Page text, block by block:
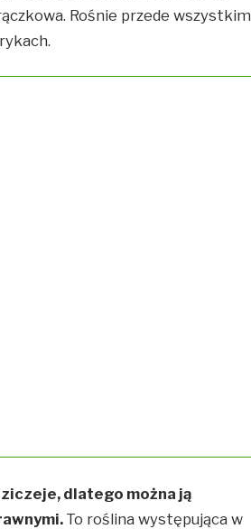
Rośnie przede wszystkim
dlatego można ją
To roślina występująca w